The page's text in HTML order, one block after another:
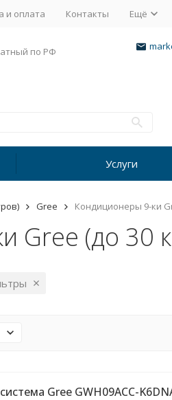
и оплата Контакты Ещё
по РФ
Услуги
Gree Кондиционеры 9-ки
Gree (до 30
Gree GWH09ACC-